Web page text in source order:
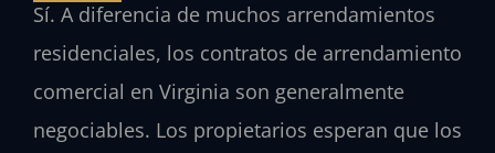
Sí. A diferencia de muchos arrendamientos
residenciales, los contratos de arrendamiento
comercial en Virginia son generalmente
negociables. Los propietarios esperan que los